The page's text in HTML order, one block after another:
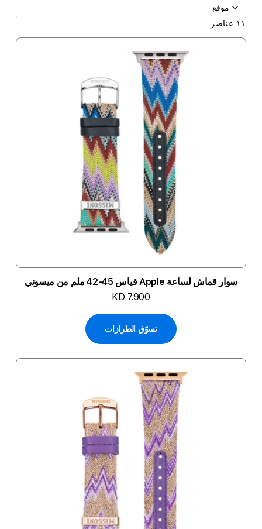
١١ عناصر
سوار قماش لساعة Apple قياس 45-42 ملم من ميسوني
KD 7.900
تسوّق الطرازات